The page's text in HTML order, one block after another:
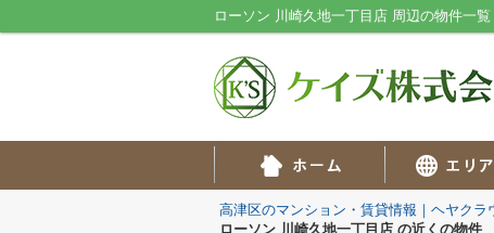
ローソン 川崎久地一丁目店 周辺の物件一
高津区のマンション・賃貸情報｜ヘヤクラ
ローソン 川崎久地一丁目店 の近くの物件